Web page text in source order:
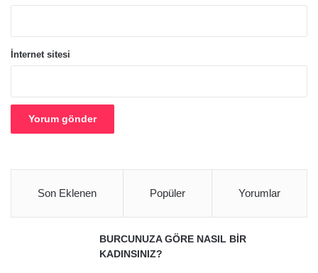
İnternet sitesi
Son Eklenen Popüler Yorumlar
BURCUNUZA GÖRE NASIL BİR
KADINSINIZ?